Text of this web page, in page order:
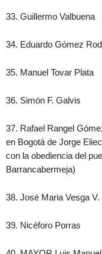
33. Guillermo Valbuena
34. Eduardo Gómez
35. Manuel Tovar Plata
36. Simón F. Galvis
37. Rafael Rangel
en Bogotá de Jorge
con la obediencia del
Barrancabermeja)
38. José Maria Vesga V.
39. Nicéforo Porras